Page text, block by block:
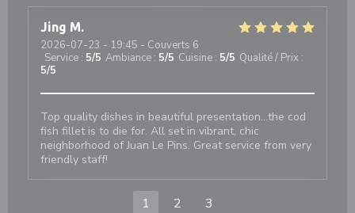
Jing M
2026-07-23 - 19:45 - Couverts 6
Service : 5/5 Ambiance : 5/5 Cuisine : 5/5 Qualité / Prix :
5/5
Top quality dishes in beautiful presentation...the cod
fish fillet is to die for. All set in vibrant, chic
neighborhood of Juan Le Pins. Great service from very
friendly staff!
1 2 3